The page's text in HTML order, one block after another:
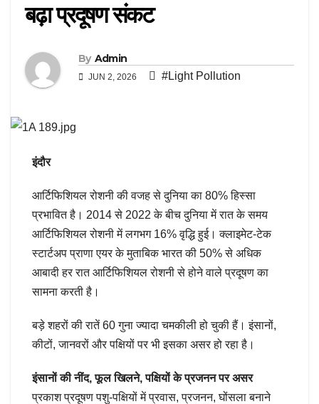
बढ़ा प्रदूषण संकट
By Admin
JUN 2, 2026 #Light Pollution
इंदौर
आर्टिफिशियल रोशनी की वजह से दुनिया का 80% हिस्सा
प्रभावित है। 2014 से 2022 के बीच दुनिया में रात के समय
आर्टिफिशियल रोशनी में लगभग 16% वृद्धि हुई। क्लाइमेट-टेक
स्टार्टअप प्राणा एयर के मुताबिक भारत की 50% से अधिक
आबादी हर रात आर्टिफिशियल रोशनी से होने वाले प्रदूषण का
सामना करती है।
बड़े शहरों की रातें 60 गुना ज्यादा चमकीली हो चुकी हैं। इंसानों,
कीटों, जानवरों और पक्षियों पर भी इसका असर हो रहा है।
इंसानों की नींद, फूल खिलने, पक्षियों के प्रजनन पर असर
प्रकाश प्रदूषण पशु-पक्षियों में प्रवास, प्रजनन, घोंसला बनाने